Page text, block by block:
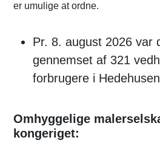
er umulige at ordne.
Pr. 8. august 2026 var
gennemset af 321
forbrugere i
Omhyggelige
kongeriget: